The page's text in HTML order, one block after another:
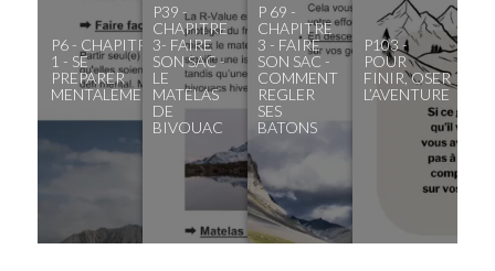
P6 - CHAPITRE
1 - SE
PREPARER
MENTALEMENT
P39 -
CHAPITRE
3- FAIRE
SON SAC -
LE
MATELAS
DE
BIVOUAC
P 69 -
CHAPITRE
3 - FAIRE
SON SAC -
COMMENT
REGLER
SES
BATONS
P103 -
POUR
FINIR, OSER
L’AVENTURE